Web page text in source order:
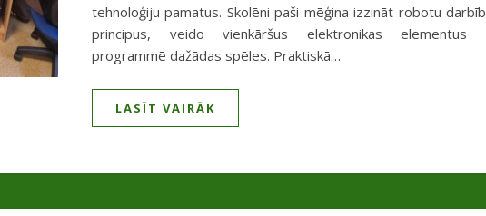
tehnoloģiju pamatus. Skolēni paši mēģina izzināt robotu
principus, veido vienkāršus elektronikas elementus
programmē dažādas spēles. Praktiskā…
LASĪT VAIRĀK